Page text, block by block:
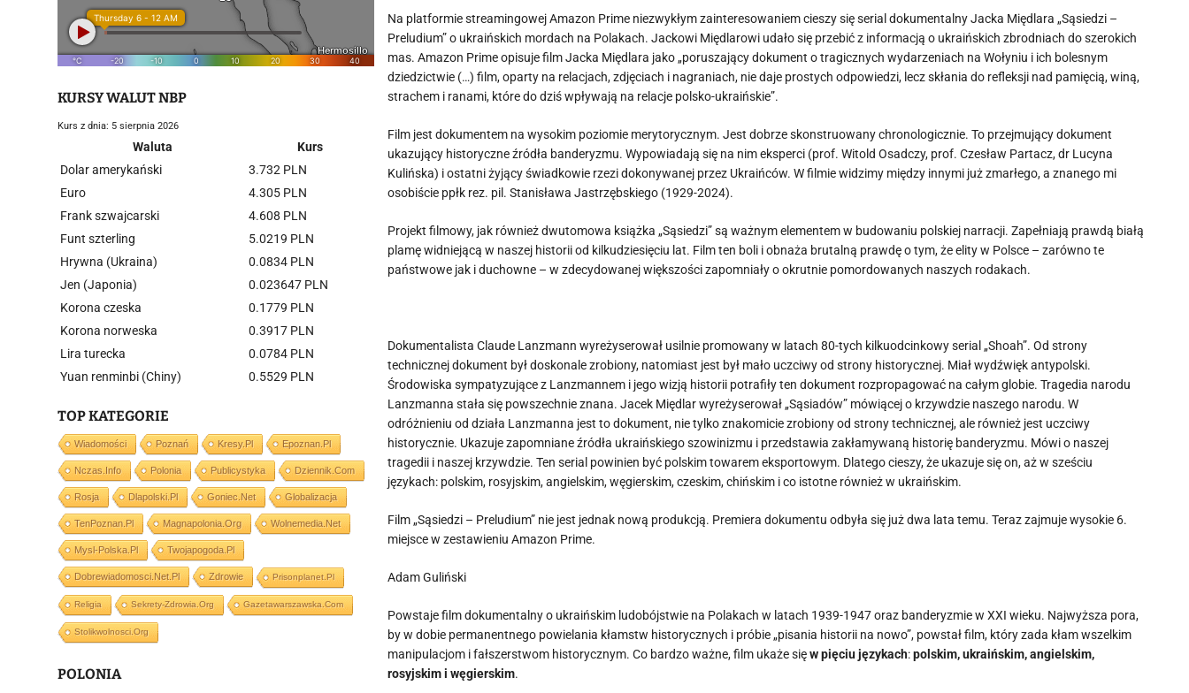
Na platformie streamingowej Amazon Prime niezwykłym zainteresowaniem cieszy się serial dokumentalny Jacka Międlara „Sąsiedzi –
Preludium” o ukraińskich mordach na Polakach. Jackowi Międlarowi udało się przebić z informacją o ukraińskich zbrodniach do szerokich
mas. Amazon Prime opisuje film Jacka Międlara jako „poruszający dokument o tragicznych wydarzeniach na Wołyniu i ich bolesnym
dziedzictwie (…) film, oparty na relacjach, zdjęciach i nagraniach, nie daje prostych odpowiedzi, lecz skłania do refleksji nad pamięcią, winą,
strachem i ranami, które do dziś wpływają na relacje polsko-ukraińskie”.
Film jest dokumentem na wysokim poziomie merytorycznym. Jest dobrze skonstruowany chronologicznie. To przejmujący dokument
ukazujący historyczne źródła banderyzmu. Wypowiadają się na nim eksperci (prof. Witold Osadczy, prof. Czesław Partacz, dr Lucyna
Kulińska) i ostatni żyjący świadkowie rzezi dokonywanej przez Ukraińców. W filmie widzimy między innymi już zmarłego, a znanego mi
osobiście ppłk rez. pil. Stanisława Jastrzębskiego (1929-2024).
Projekt filmowy, jak również dwutomowa książka „Sąsiedzi” są ważnym elementem w budowaniu polskiej narracji. Zapełniają prawdą białą
plamę widniejącą w naszej historii od kilkudziesięciu lat. Film ten boli i obnaża brutalną prawdę o tym, że elity w Polsce – zarówno te
państwowe jak i duchowne – w zdecydowanej większości zapomniały o okrutnie pomordowanych naszych rodakach.
Dokumentalista Claude Lanzmann wyreżyserował usilnie promowany w latach 80-tych kilkuodcinkowy serial „Shoah”. Od strony
technicznej dokument był doskonale zrobiony, natomiast jest był mało uczciwy od strony historycznej. Miał wydźwięk antypolski.
Środowiska sympatyzujące z Lanzmannem i jego wizją historii potrafiły ten dokument rozpropagować na całym globie. Tragedia narodu
Lanzmanna stała się powszechnie znana. Jacek Międlar wyreżyserował „Sąsiadów” mówiącej o krzywdzie naszego narodu. W
odróżnieniu od działa Lanzmanna jest to dokument, nie tylko znakomicie zrobiony od strony technicznej, ale również jest uczciwy
historycznie. Ukazuje zapomniane źródła ukraińskiego szowinizmu i przedstawia zakłamywaną historię banderyzmu. Mówi o naszej
tragedii i naszej krzywdzie. Ten serial powinien być polskim towarem eksportowym. Dlatego cieszy, że ukazuje się on, aż w sześciu
językach: polskim, rosyjskim, angielskim, węgierskim, czeskim, chińskim i co istotne również w ukraińskim.
Film „Sąsiedzi – Preludium” nie jest jednak nową produkcją. Premiera dokumentu odbyła się już dwa lata temu. Teraz zajmuje wysokie 6.
miejsce w zestawieniu Amazon Prime.
Adam Guliński
Powstaje film dokumentalny o ukraińskim ludobójstwie na Polakach w latach 1939-1947 oraz banderyzmie w XXI wieku. Najwyższa pora,
by w dobie permanentnego powielania kłamstw historycznych i próbie „pisania historii na nowo”, powstał film, który zada kłam wszelkim
manipulacjom i fałszerstwom historycznym. Co bardzo ważne, film ukaże sięw pięciu językach:polskim, ukraińskim, angielskim,
rosyjskim i węgierskim.
KURSY WALUT NBP
Kurs z dnia: 5 sierpnia 2026
Waluta
Kurs
Dolar amerykański
3.732 PLN
Euro
4.305 PLN
Frank szwajcarski
4.608 PLN
Funt szterling
5.0219 PLN
Hrywna (Ukraina)
0.0834 PLN
Jen (Japonia)
0.023647 PLN
Korona czeska
0.1779 PLN
Korona norweska
0.3917 PLN
Lira turecka
0.0784 PLN
Yuan renminbi (Chiny)
0.5529 PLN
TOP KATEGORIE
Wiadomości Poznań Kresy.pl Epoznan.pl
Nczas.info Polonia Publicystyka Dziennik.com
Rosja Dlapolski.pl Goniec.net Globalizacja
TenPoznan.pl Magnapolonia.org Wolnemedia.net
Mysl-Polska.pl Twojapogoda.pl
Dobrewiadomosci.net.pl Zdrowie Prisonplanet.pl
Religia Sekrety-Zdrowia.org Gazetawarszawska.com
Stolikwolnosci.org
POLONIA